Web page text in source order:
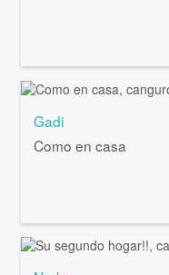
Gadi
Como en casa